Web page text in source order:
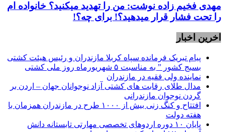
مهدی فخیم زاده نوشت: من را تهدید میکنید؟ خانواده ام
را‌ تحت فشار قرار میدهید؟! برای چه؟!
اخرین اخبار
پیام تبریک فرمانده سپاه کربلا مازندران و رئیس هیئت کشتی
بسیج کشور ” به مناسبت ۵ شهریورماه روز ملی کشتی
نماينده ولی فقیه در مازندران
مدال طلای رقابت های کشتی آزاد نوجوانان جهان – اردن بر
گردن نوجوان مازندرانی
افتتاح و کنگ زنی بیش از ۱۰۰۰ طرح در مازندران همزمان با
هفته دولت
پایان ۱۰ دوره اردوهای تخصصی مهارتی تابستانه دانش